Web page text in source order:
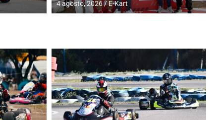
4 agosto, 2026 E-Kart
COBERTURA ESPECIAL DE E-KART.COM.AR